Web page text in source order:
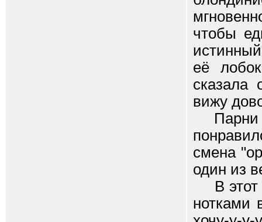
чтобы
её
вижу
Парни
смена
один из
В этот
нотками